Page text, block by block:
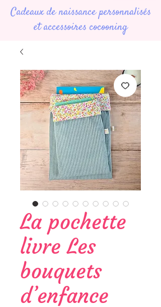
Cadeaux de naissance personnalisés
et accessoires cocooning
La pochette
livre Les
bouquets
d’enfance